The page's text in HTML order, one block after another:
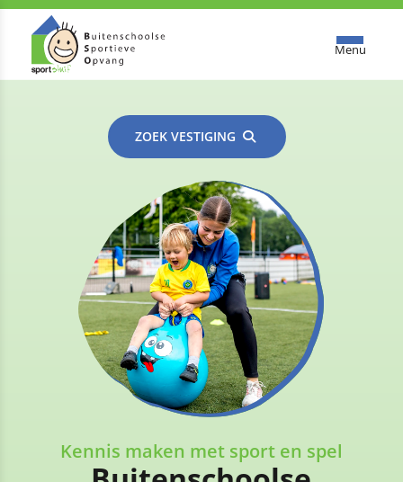
Menu
ZOEK VESTIGING
Kennis maken met sport en spel